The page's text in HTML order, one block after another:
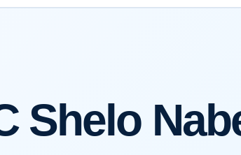
Shelo